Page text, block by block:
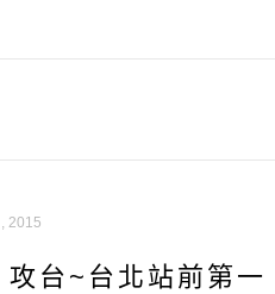
2015
台~台北站前第一